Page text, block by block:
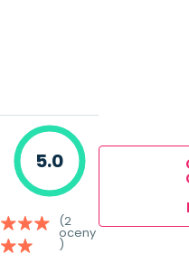
5.0
(2
oceny
)